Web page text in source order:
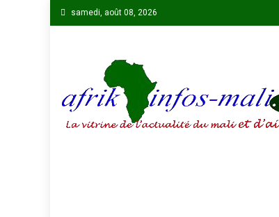
Skip
to
samedi, août 08, 2026